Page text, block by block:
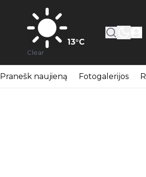
13°C
Clear
Pranešk naujieną Fotogalerijos